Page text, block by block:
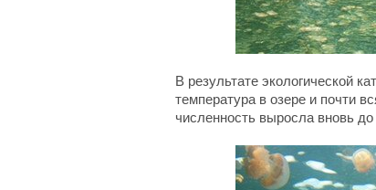
В результате экологической
температура в озере и почти
численность выросла вновь до